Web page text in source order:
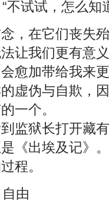
不试试，怎么知
在它们丧失殆
让我们更有
愈加带给我来
虚伪与自欺，
一个。
狱长打开藏有
《出埃及记》
程。